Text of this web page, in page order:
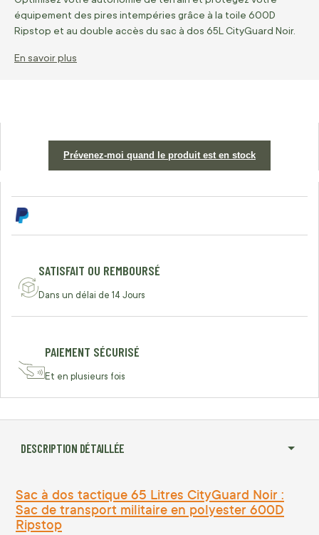
équipement des pires intempéries grâce à la toile 600D
Ripstop et au double accès du sac à dos 65L CityGuard Noir.
En savoir plus
Prévenez-moi quand le produit est en stock
SATISFAIT OU REMBOURSÉ
Dans un délai de 14 Jours
PAIEMENT SÉCURISÉ
Et en plusieurs fois
DESCRIPTION DÉTAILLÉE
Sac à dos tactique 65 Litres CityGuard Noir :
Sac de transport militaire en polyester 600D
Ripstop